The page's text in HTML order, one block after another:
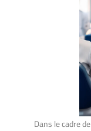
Dans le cadre